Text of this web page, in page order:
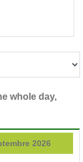
whole day,
2026